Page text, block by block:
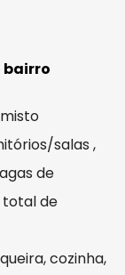
bairro
salas ,
de
total de
cozinha,